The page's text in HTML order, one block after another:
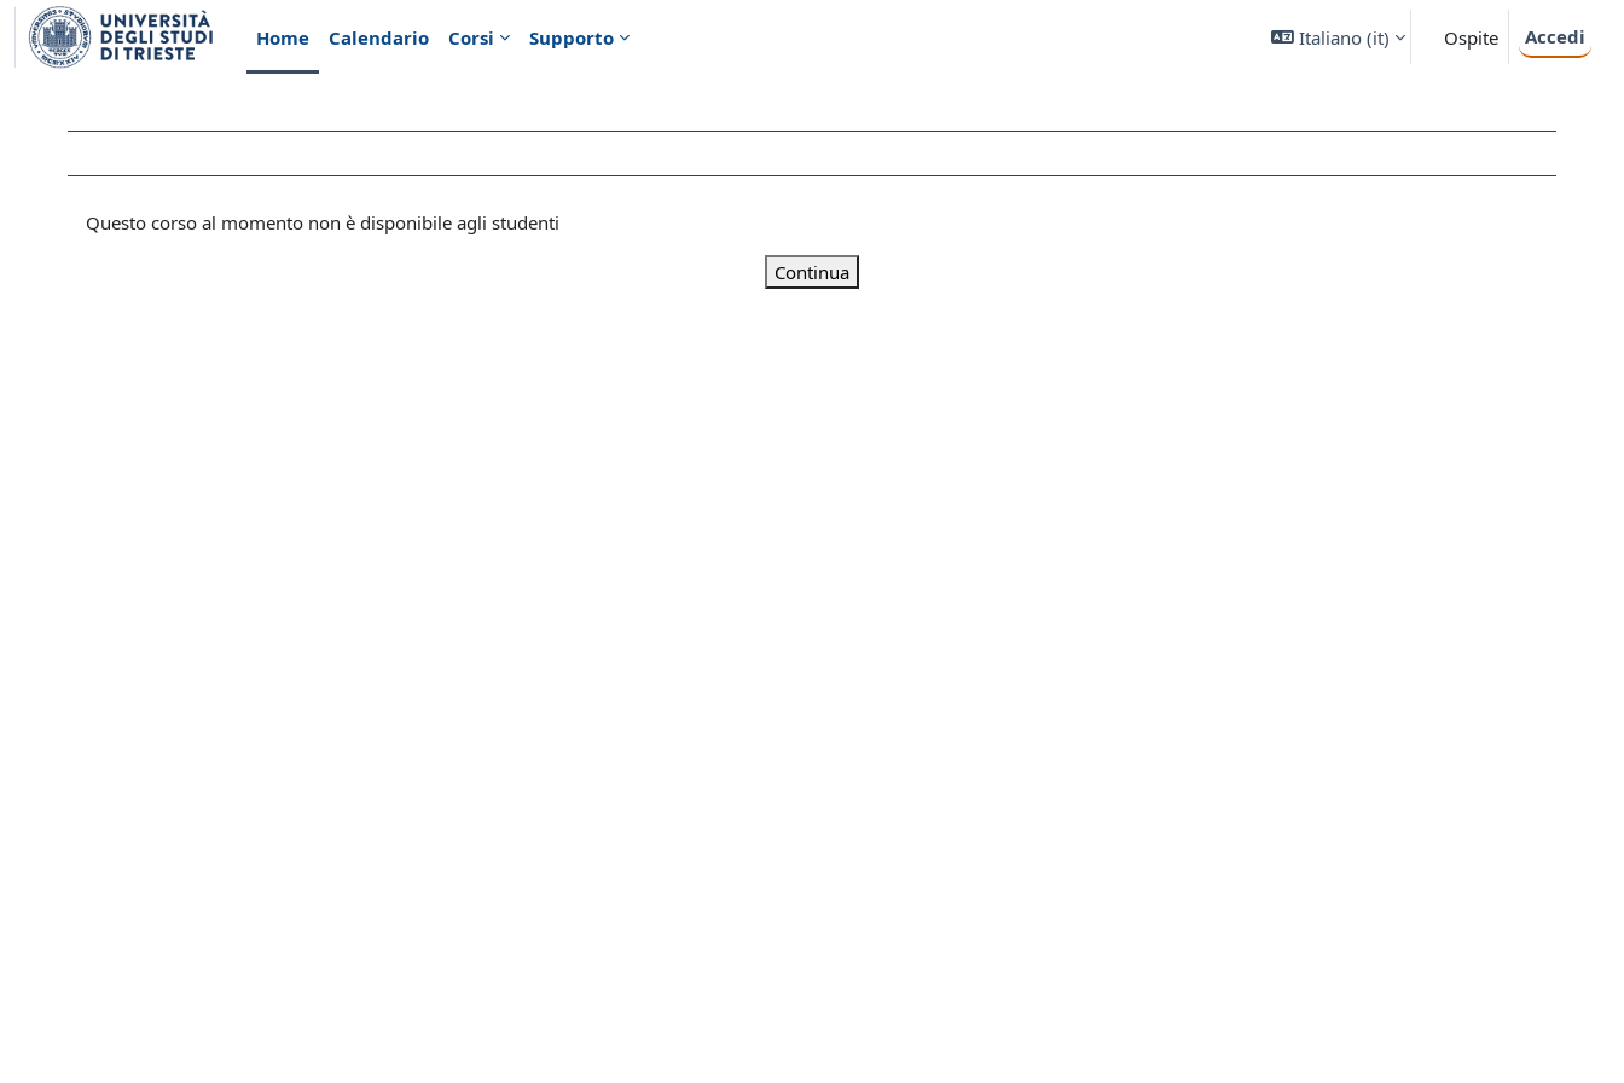
Vai al contenuto principale
Home
Calendario Corsi Supporto Italiano ‎(it)‎ Ospite Accedi
Questo corso al momento non è disponibile agli studenti
Continua